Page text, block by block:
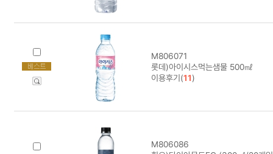
M806071
롯데)아이시스먹는샘물 500㎖
이용후기(11)
M806086